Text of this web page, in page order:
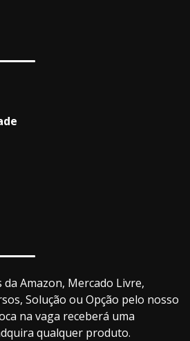
Amazon, Mercado Livre,
Solução ou Opção pelo nosso
na vaga receberá uma
qualquer produto.